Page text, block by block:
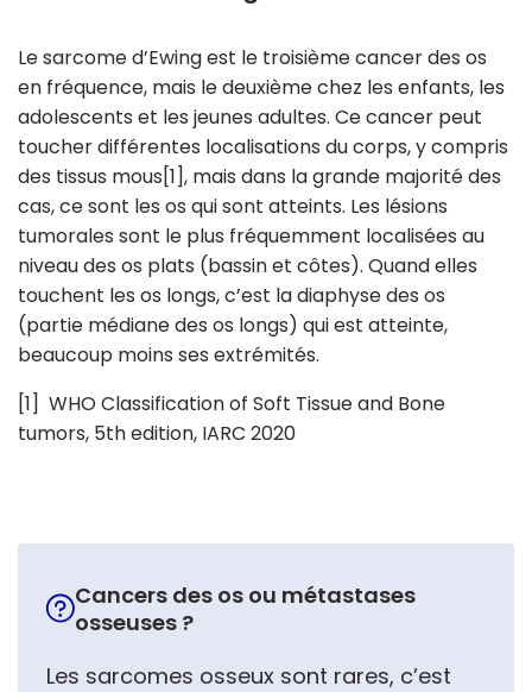
Le sarcome d’Ewing est le troisième cancer des os
en fréquence, mais le deuxième chez les enfants, les
adolescents et les jeunes adultes. Ce can­cer peut
toucher différentes localisations du corps, y compris
des tis­sus mous[1], mais dans la grande majorité des
cas, ce sont les os qui sont atteints. Les lésions
tumorales sont le plus fréquemment localisées au
niveau des os plats (bassin et côtes). Quand elles
touchent les os longs, c’est la diaphyse des os
(partie médiane des os longs) qui est atteinte,
beaucoup moins ses extrémités.
[1] WHO Classification of Soft Tissue and Bone
tumors, 5th edition, IARC 2020
Cancers des os ou métastases
osseuses ?
Les sarcomes osseux sont rares, c’est